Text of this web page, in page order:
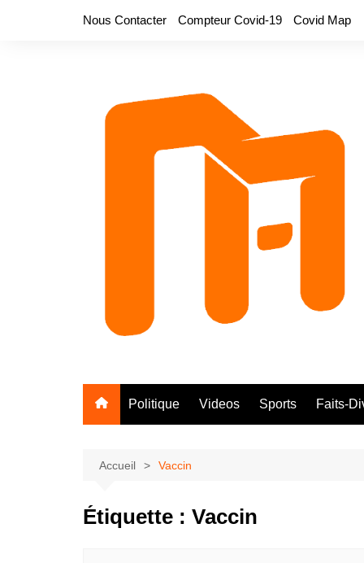
Nous Contacter Compteur Covid-19 Covid Map
Politique Videos Sports Faits-
Accueil Vaccin
Étiquette : Vaccin